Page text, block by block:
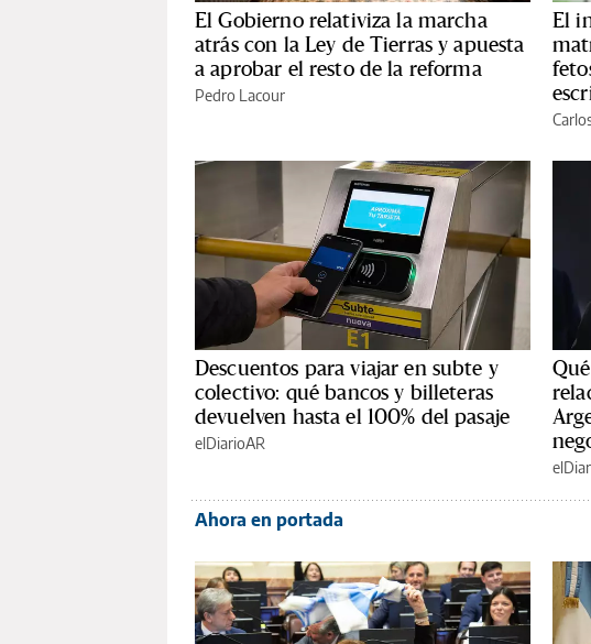
El Gobierno relativiza la marcha
atrás con la Ley de Tierras y apuesta
a aprobar el resto de la reforma
Pedro Lacour
El
Descuentos para viajar en subte y
colectivo: qué bancos y billeteras
devuelven hasta el 100% del pasaje
elDiarioAR
Ahora en portada